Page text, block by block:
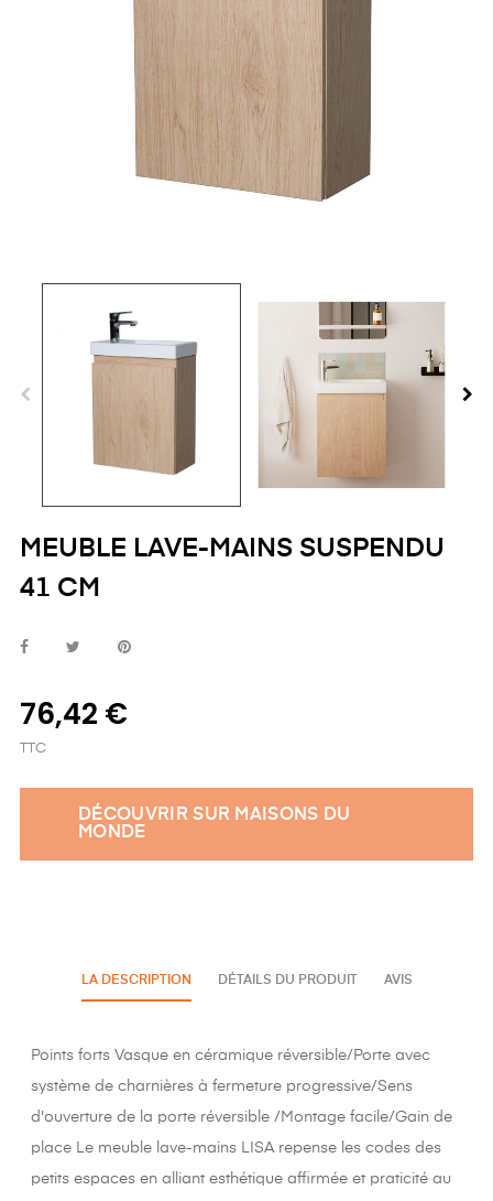
MEUBLE LAVE-MAINS SUSPENDU
41 CM
76,42 €
TTC
DÉCOUVRIR SUR MAISONS DU
MONDE
LA DESCRIPTION DÉTAILS DU PRODUIT AVIS
Points forts Vasque en céramique réversible/Porte avec
système de charnières à fermeture progressive/Sens
d'ouverture de la porte réversible /Montage facile/Gain de
place Le meuble lave-mains LISA repense les codes des
petits espaces en alliant esthétique affirmée et praticité au